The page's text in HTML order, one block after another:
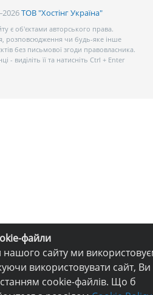
файли
нашого сайту ми
використовувати сайт, Ви
cookie-файлів. Що б
ТОВ "Хостінг Україна"
є об’єктами авторського права.
розповсюдження чи будь-яке інше
без письмової згоди правовласника.
- виділіть її та натисніть Ctrl + Enter